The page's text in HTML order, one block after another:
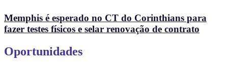
Memphis é esperado no CT do Corinthians para
fazer testes físicos e selar renovação de contrato
Oportunidades